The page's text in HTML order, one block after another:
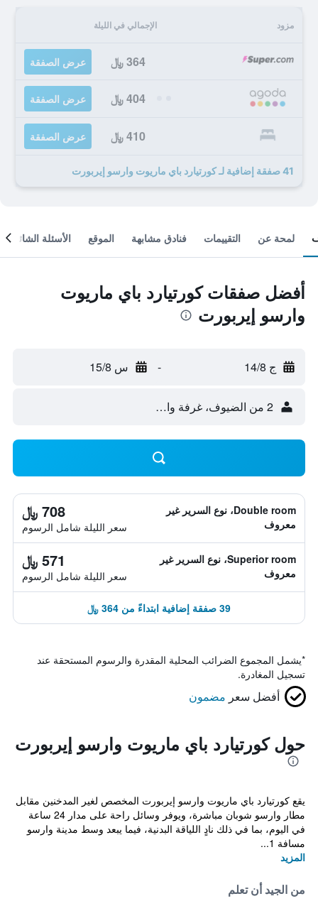
مزود الإجمالي في الليلة
364 ﷼ عرض الصفقة
404 ﷼ عرض الصفقة
410 ﷼ عرض الصفقة
41 صفقة إضافية لـ كورتيارد باي ماريوت وارسو إيربورت
لمحة عن التقييمات فنادق مشابهة الموقع الأسئلة الشائعة
أفضل صفقات كورتيارد باي ماريوت
وارسو إيربورت
ج 14/8 - س 15/8
2 من الضيوف، غرفة واحدة
Double room، نوع السرير غير
معروف
708 ﷼
سعر الليلة شامل الرسوم
Superior room، نوع السرير غير
معروف
571 ﷼
سعر الليلة شامل الرسوم
39 صفقة إضافية ابتداءً من 364 ﷼
*يشمل المجموع الضرائب المحلية المقدرة والرسوم المستحقة عند
تسجيل المغادرة.
أفضل سعر مضمون
حول كورتيارد باي ماريوت وارسو إيربورت
يقع كورتيارد باي ماريوت وارسو إيربورت المخصص لغير المدخنين مقابل
مطار وارسو شوبان مباشرة، ويوفر وسائل راحة على مدار 24 ساعة
في اليوم، بما في ذلك نادٍ اللياقة البدنية، فيما يبعد وسط مدينة وارسو
مسافة 1...
المزيد
من الجيد أن تعلم